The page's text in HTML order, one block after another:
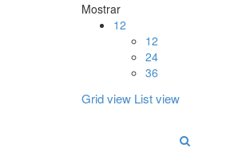
Mostrar
12
12
24
36
Grid view List view